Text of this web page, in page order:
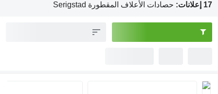
17 إعلانات: حصادات الأعلاف المقطورة Serigstad